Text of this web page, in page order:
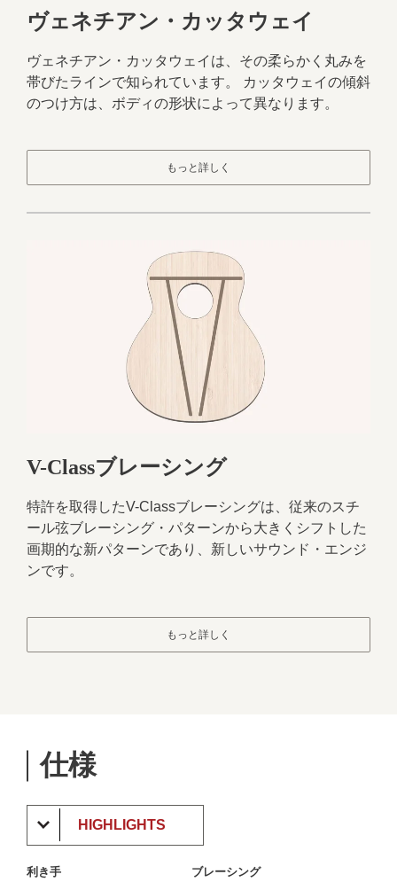
ヴェネチアン・カッタウェイ
ヴェネチアン・カッタウェイは、その柔らかく丸みを
帯びたラインで知られています。 カッタウェイの傾斜
のつけ方は、ボディの形状によって異なります。
もっと詳しく
V-Classブレーシング
特許を取得したV-Classブレーシングは、従来のスチ
ール弦ブレーシング・パターンから大きくシフトした
画期的な新パターンであり、新しいサウンド・エンジ
ンです。
もっと詳しく
仕様
HIGHLIGHTS
利き手
ブレーシング